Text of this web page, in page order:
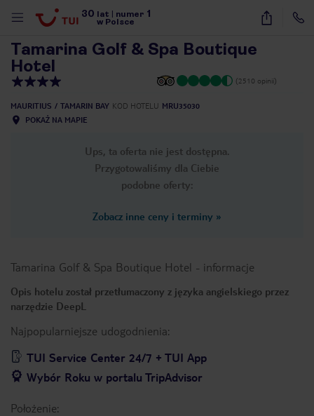
30 lat numer 1
w Polsce
40
Tamarina Golf & Spa Boutique
Hotel
(2510 opinii)
MAURITIUS TAMARIN BAY KOD HOTELU MRU35030
POKAŻ NA MAPIE
Ups, ta oferta nie jest dostępna.
Przygotowaliśmy dla Ciebie
podobne oferty:
Zobacz inne ceny i terminy »
Tamarina Golf & Spa Boutique Hotel - informacje
Opis hotelu został przetłumaczony z języka angielskiego przez
narzędzie DeepL
Najpopularniejsze udogodnienia:
TUI Service Center 24/7 + TUI App
Wybór Roku w portalu TripAdvisor
Położenie: